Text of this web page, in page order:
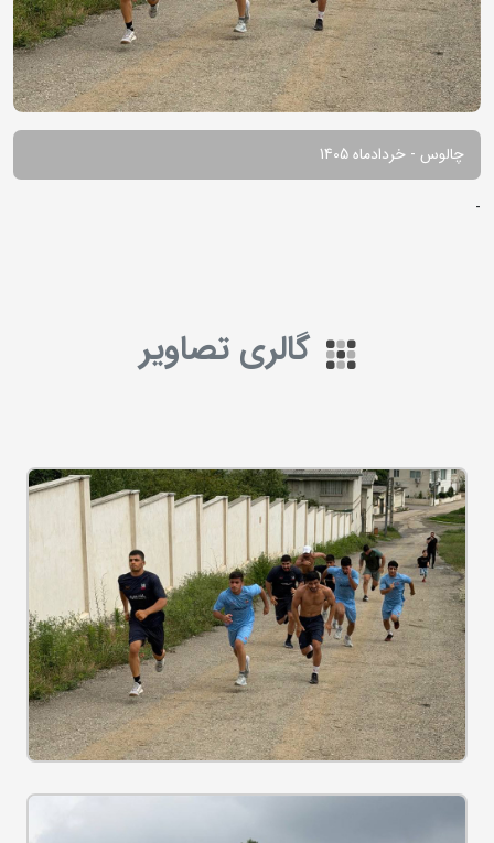
چالوس - خردادماه 1405
-
گالری تصاویر